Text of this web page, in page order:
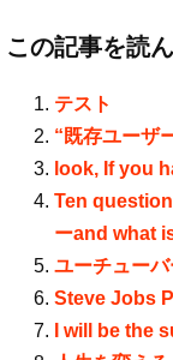
この記事を読
テスト
“既存ユーザ
look, If you
Ten
ーand what
ユーチュー
Steve Jobs
I will be the